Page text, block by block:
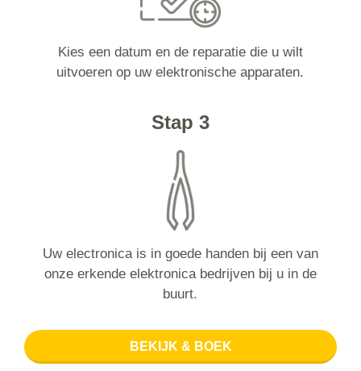
Kies een datum en de reparatie die u wilt
uitvoeren op uw elektronische apparaten.
Stap 3
Uw electronica is in goede handen bij een van
onze erkende elektronica bedrijven bij u in de
buurt.
BEKIJK & BOEK